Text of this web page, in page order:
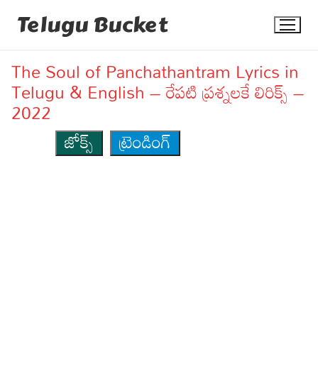
Telugu Bucket
Quotes
The Soul of Panchathantram Lyrics in
Telugu & English – రేపటి ప్రశ్నలకే లిరిక్స్ –
2022
జోక్స్
ట్రెండింగ్